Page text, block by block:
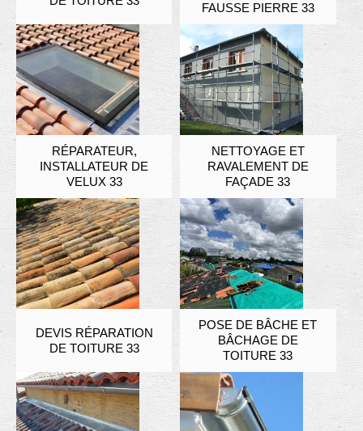
FAUSSE PIERRE 33
RÉPARATEUR,
INSTALLATEUR DE
VELUX 33
NETTOYAGE ET
RAVALEMENT DE
FAÇADE 33
DEVIS RÉPARATION
DE TOITURE 33
POSE DE BÂCHE ET
BÂCHAGE DE
TOITURE 33